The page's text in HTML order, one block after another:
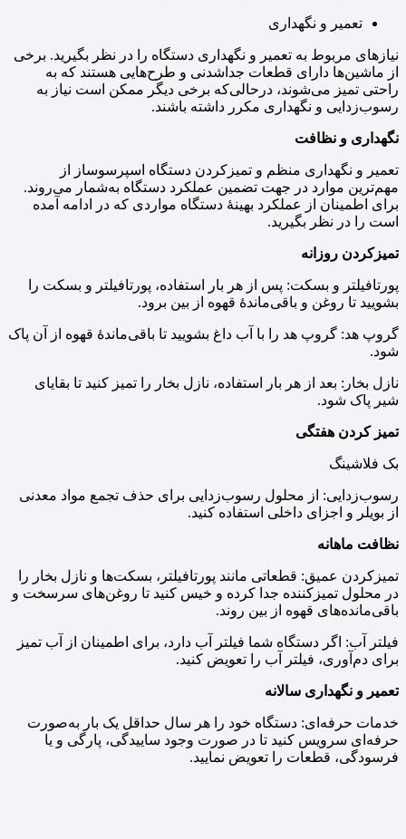
تعمیر و نگهداری
نیازهای مربوط به تعمیر و نگهداری دستگاه را در نظر بگیرید. برخی
از ماشین‌ها دارای قطعات جداشدنی و طرح‌هایی هستند که به
راحتی تمیز می‌شوند، درحالی‌که برخی دیگر ممکن است نیاز به
رسوب‌زدایی و نگهداری مکرر داشته باشند.
نگهداری و نظافت
تعمیر و نگهداری منظم و تمیزکردن دستگاه اسپرسوساز از
مهم‌ترین موارد در جهت تضمین عملکرد دستگاه به‌شمار می‌روند.
برای اطمینان از عملکرد بهینهٔ دستگاه مواردی که در ادامه آمده
است را در نظر بگیرید.
تمیزکردن روزانه
پورتافیلتر و بسکت: پس از هر بار استفاده، پورتافیلتر و بسکت را
بشویید تا روغن و باقی‌ماندهٔ قهوه از بین برود.
گروپ هد: گروپ هد را با آب داغ بشویید تا باقی‌ماندهٔ قهوه از آن پاک
شود.
نازل بخار: بعد از هر بار استفاده، نازل بخار را تمیز کنید تا بقایای
شیر پاک شود.
تمیز کردن هفتگی
بک فلاشینگ
رسوب‌زدایی: از محلول رسوب‌زدایی برای حذف تجمع مواد معدنی
از بویلر و اجزای داخلی استفاده کنید.
نظافت ماهانه
تمیزکردن عمیق: قطعاتی مانند پورتافیلتر، بسکت‌ها و نازل بخار را
در محلول تمیزکننده جدا کرده و خیس کنید تا روغن‌های سرسخت و
باقی‌مانده‌های قهوه از بین روند.
فیلتر آب: اگر دستگاه شما فیلتر آب دارد، برای اطمینان از آب تمیز
برای دم‌آوری، فیلتر آب را تعویض کنید.
تعمیر و نگهداری سالانه
خدمات حرفه‌ای: دستگاه خود را هر سال حداقل یک بار به‌صورت
حرفه‌ای سرویس کنید تا در صورت وجود ساییدگی، پارگی و یا
فرسودگی، قطعات را تعویض نمایید.